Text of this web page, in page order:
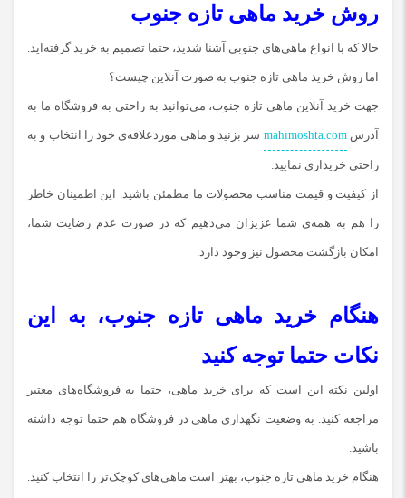
روش خرید ماهی تازه جنوب
حالا که با انواع ماهی‌های جنوبی آشنا شدید، حتما تصمیم به خرید گرفته‌اید.
اما روش خرید ماهی تازه جنوب به صورت آنلاین چیست؟
جهت خرید آنلاین ماهی تازه جنوب، می‌توانید به راحتی به فروشگاه ما به
آدرسmahimoshta.com سر بزنید و ماهی موردعلاقه‌ی خود را انتخاب و به
‌راحتی خریداری نمایید.
از کیفیت و قیمت مناسب محصولات ما مطمئن باشید. این اطمینان خاطر
را هم به همه‌ی شما عزیزان می‌دهیم که در صورت عدم رضایت شما،
امکان بازگشت محصول نیز وجود دارد.
هنگام خرید ماهی تازه جنوب، به این
نکات حتما توجه کنید
اولین نکته این است که برای خرید ماهی، حتما به فروشگاه‌های معتبر
مراجعه کنید. به وضعیت نگهداری ماهی در فروشگاه هم حتما توجه داشته
‌باشید.
هنگام خرید ماهی تازه جنوب، بهتر است ماهی‌های کوچک‌تر را انتخاب کنید.